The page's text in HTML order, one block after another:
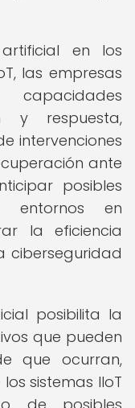
en los
las empresas
capacidades
y respuesta,
intervenciones
ante
posibles
entornos en
la eficiencia
ciberseguridad
posibilita la
que pueden
que ocurran,
sistemas IIoT